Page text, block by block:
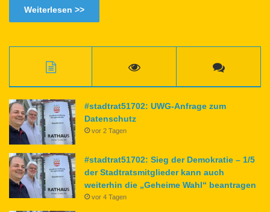
Weiterlesen >>
#stadtrat51702: UWG-Anfrage zum
Datenschutz
vor 2 Tagen
#stadtrat51702: Sieg der Demokratie – 1/5
der Stadtratsmitglieder kann auch
weiterhin die „Geheime Wahl“ beantragen
vor 4 Tagen